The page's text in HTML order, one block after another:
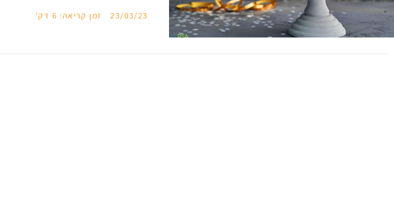
23/03/23 זמן קריאה: 6 דק'